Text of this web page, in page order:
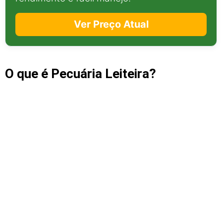
Ver Preço Atual
O que é Pecuária Leiteira?